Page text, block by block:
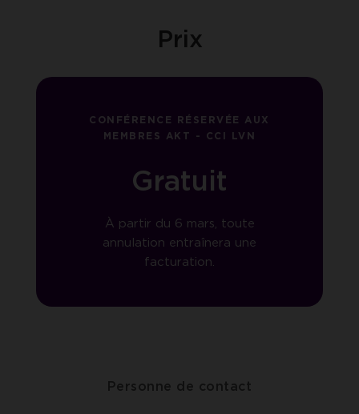
Prix
CONFÉRENCE RÉSERVÉE AUX
MEMBRES AKT - CCI LVN
Gratuit
À partir du 6 mars, toute
annulation entraînera une
facturation.
Personne de contact